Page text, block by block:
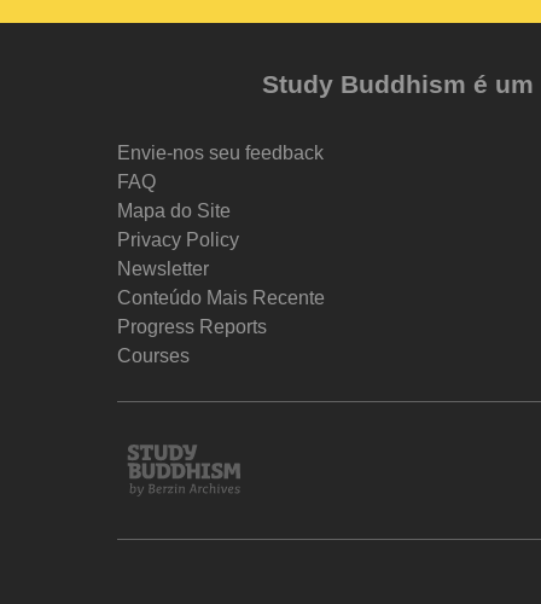
Study Buddhism é
Envie-nos seu feedback
FAQ
Mapa do Site
Privacy Policy
Newsletter
Conteúdo Mais Recente
Progress Reports
Courses
Study
Buddhism